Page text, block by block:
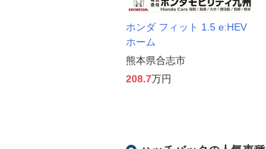
ホンダ フィット 1.5 e:HEV
ホーム
熊本県合志市
208.7万円